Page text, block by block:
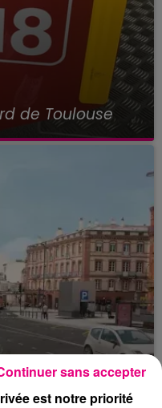
de Toulouse
est notre priorité
sans accepter